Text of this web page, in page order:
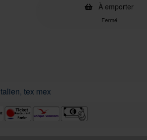
À emporter
Fermé
tex mex